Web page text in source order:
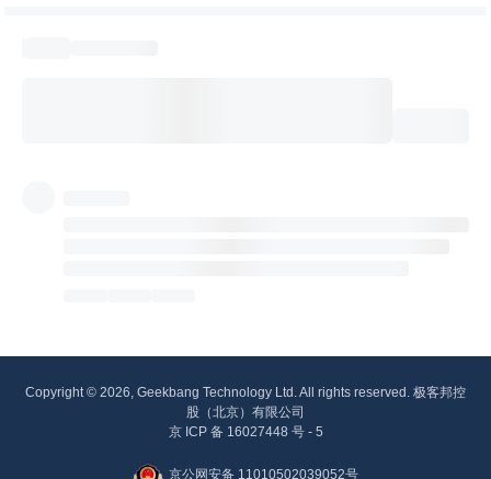
Copyright © 2026, Geekbang Technology Ltd. All rights reserved. 极客邦控
股（北京）有限公司
京 ICP 备 16027448 号 - 5
京公网安备 11010502039052号